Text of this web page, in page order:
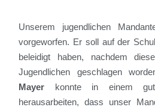
Unserem jugendlichen
vorgeworfen. Er soll auf der
beleidigt haben, nachdem
Jugendlichen geschlagen
Mayer
konnte in einem gut
herausarbeiten, dass unser